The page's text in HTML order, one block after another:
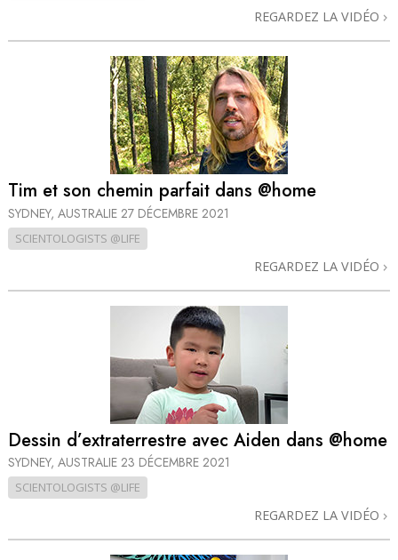
REGARDEZ LA VIDÉO
Tim et son chemin parfait dans @home
SYDNEY, AUSTRALIE 27 DÉCEMBRE 2021
SCIENTOLOGISTS @LIFE
REGARDEZ LA VIDÉO
Dessin d’extraterrestre avec Aiden dans @home
SYDNEY, AUSTRALIE 23 DÉCEMBRE 2021
SCIENTOLOGISTS @LIFE
REGARDEZ LA VIDÉO